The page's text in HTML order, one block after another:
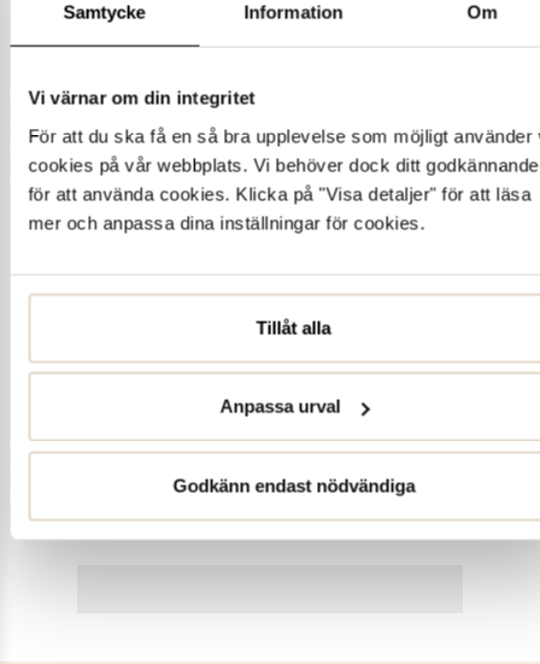
Samtycke Information Om
Vi värnar om din integritet
För att du ska få en så bra upplevelse som möjligt använder
cookies på vår webbplats. Vi behöver dock ditt godkännande
för att använda cookies. Klicka på "Visa detaljer" för att läsa
mer och anpassa dina inställningar för cookies.
Tillåt alla
Anpassa urval
Godkänn endast nödvändiga